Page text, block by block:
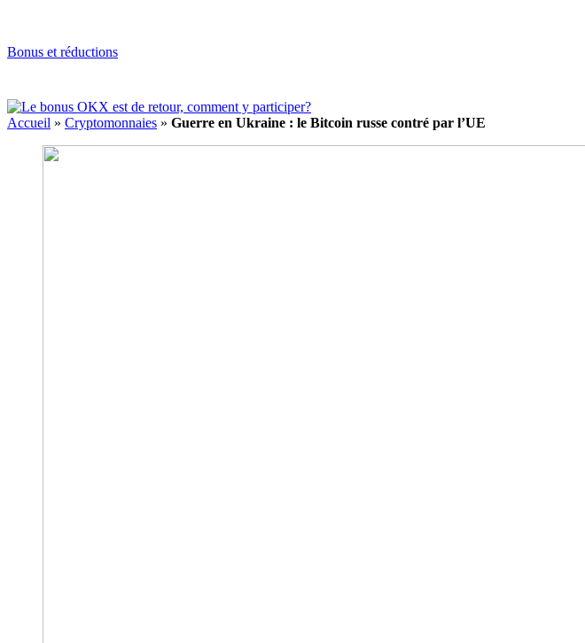
Bonus et réductions
Accueil » Cryptomonnaies » Guerre en Ukraine : le Bitcoin russe contré par l’UE